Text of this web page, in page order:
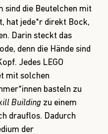
sind die Beutelchen mit
hat jede*r direkt Bock,
Darin steckt das
denn die Hände sind
Jedes LEGO
mit solchen
basteln zu
Building zu einem
drauflos. Dadurch
der